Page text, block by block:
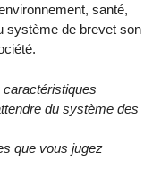
santé,
système de brevet son
du système des
que vous jugez